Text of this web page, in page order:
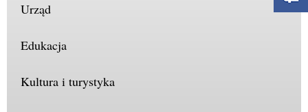
Urząd
Edukacja
Kultura i turystyka